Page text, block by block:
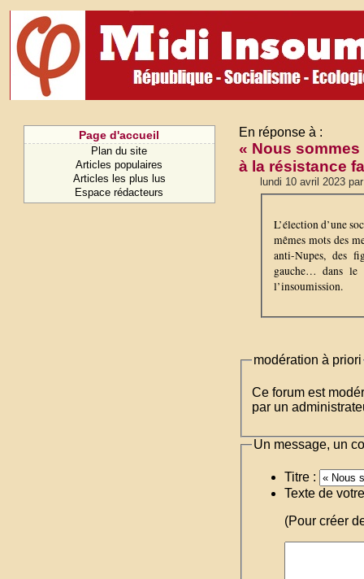
Page d'accueil
Plan du site
Articles populaires
Articles les plus lus
Espace rédacteurs
En réponse à :
« Nous
à la résistance
lundi 10 avril 2023
L’élection d’une
mêmes mots des
anti-Nupes, des
gauche… dans
l’insoumission.
modération à priori
Ce forum est
par un
Un message, un
Titre :
Texte de
(Pour créer